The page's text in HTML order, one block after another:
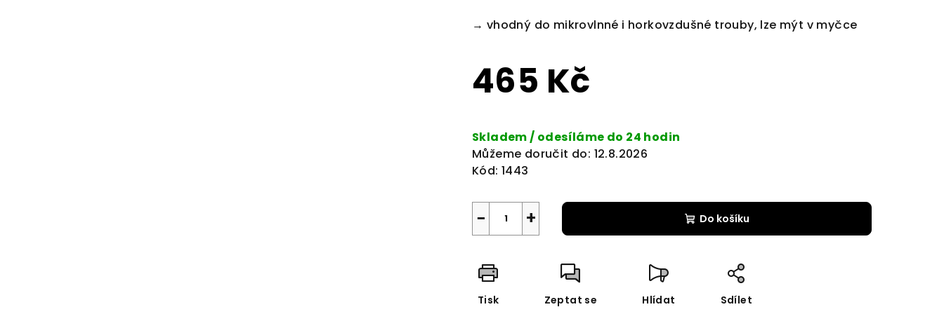
→ vhodný do mikrovlnné i horkovzdušné trouby, lze mýt v myčce
465 Kč
cena:
Skladem / odesíláme do 24 hodin
Můžeme doručit do: 12.8.2026
Kód: 1443
+
− Do košíku
Tisk Zeptat se Hlídat Sdílet